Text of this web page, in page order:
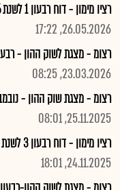
רציו מימון - דוח רבעון 1 לשנת 2026
26.05.2026, 17:22
רצומ - מצגת לשוק ההון - רבעון 4 ולשנת 2025 - מרץ
23.03.2026, 08:25
רצומ - מצגת שוק ההון - נובמבר
25.11.2025, 08:01
רציו מימון - דוח רבעון 3 לשנת 2025
24.11.2025, 18:01